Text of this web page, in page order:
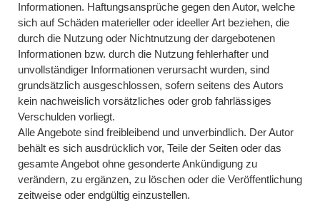
Informationen. Haftungsansprüche gegen den Autor, welche
sich auf Schäden materieller oder ideeller Art beziehen, die
durch die Nutzung oder Nichtnutzung der dargebotenen
Informationen bzw. durch die Nutzung fehlerhafter und
unvollständiger Informationen verursacht wurden, sind
grundsätzlich ausgeschlossen, sofern seitens des Autors
kein nachweislich vorsätzliches oder grob fahrlässiges
Verschulden vorliegt.
Alle Angebote sind freibleibend und unverbindlich. Der Autor
behält es sich ausdrücklich vor, Teile der Seiten oder das
gesamte Angebot ohne gesonderte Ankündigung zu
verändern, zu ergänzen, zu löschen oder die Veröffentlichung
zeitweise oder endgültig einzustellen.